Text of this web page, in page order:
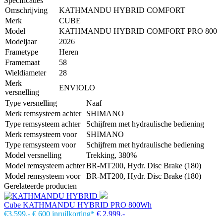
Omschrijving
KATHMANDU HYBRID COMFORT
Merk
CUBE
Model
KATHMANDU HYBRID COMFORT PRO 800
Modeljaar
2026
Frametype
Heren
Framemaat
58
Wieldiameter
28
Merk
versnelling
ENVIOLO
Type versnelling
Naaf
Merk remsysteem achter
SHIMANO
Type remsysteem achter
Schijfrem met hydraulische bediening
Merk remsysteem voor
SHIMANO
Type remsysteem voor
Schijfrem met hydraulische bediening
Model versnelling
Trekking, 380%
Model remsysteem achterBR-MT200, Hydr. Disc Brake (180)
Model remsysteem voor
BR-MT200, Hydr. Disc Brake (180)
Gerelateerde producten
Cube KATHMANDU HYBRID PRO 800Wh
€3.599,- € 600 inruilkorting* € 2.999,-